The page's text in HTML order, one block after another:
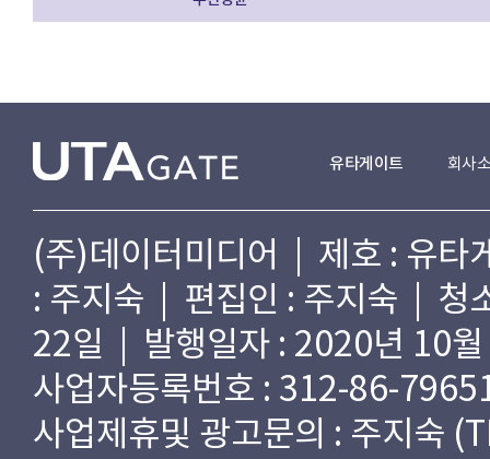
유타게이트 회사
(주)데이터미디어 | 제호 : 유
: 주지숙 | 편집인 : 주지숙 | 청
22일 | 발행일자 : 2020년 10
사업자등록번호 : 312-86-
사업제휴및 광고문의 : 주지숙